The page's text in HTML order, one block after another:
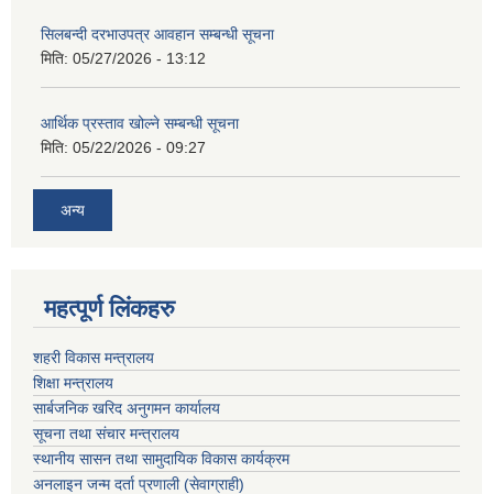
सिलबन्दी दरभाउपत्र आवहान सम्बन्धी सूचना
मिति: 05/27/2026 - 13:12
आर्थिक प्रस्ताव खोल्ने सम्बन्धी सूचना
मिति: 05/22/2026 - 09:27
अन्य
महत्पूर्ण लिंकहरु
शहरी विकास मन्त्रालय
शिक्षा मन्त्रालय
सार्बजनिक खरिद अनुगमन कार्यालय
सूचना तथा संचार मन्त्रालय
स्थानीय सासन तथा सामुदायिक विकास कार्यक्रम
अनलाइन जन्म दर्ता प्रणाली (सेवाग्राही)